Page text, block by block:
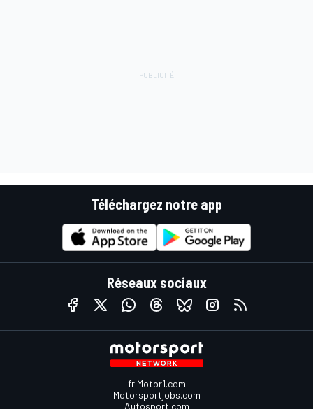
Téléchargez notre app
Réseaux sociaux
fr.Motor1.com
Motorsportjobs.com
Autosport.com